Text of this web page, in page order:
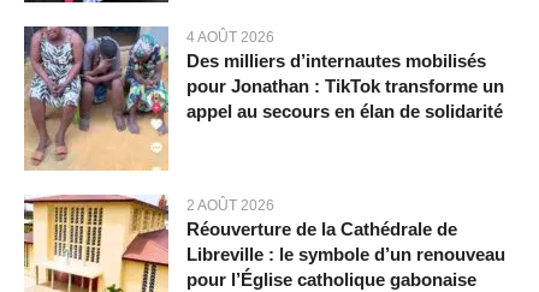
4 AOÛT 2026
Des milliers d’internautes mobilisés
pour Jonathan : TikTok transforme un
appel au secours en élan de solidarité
2 AOÛT 2026
Réouverture de la Cathédrale de
Libreville : le symbole d’un renouveau
pour l’Église catholique gabonaise